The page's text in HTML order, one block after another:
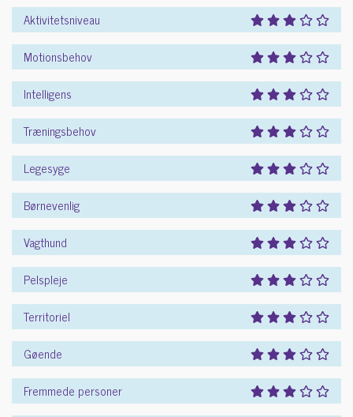
Aktivitetsniveau
Motionsbehov
Intelligens
Træningsbehov
Legesyge
Børnevenlig
Vagthund
Pelspleje
Territoriel
Gøende
Fremmede personer